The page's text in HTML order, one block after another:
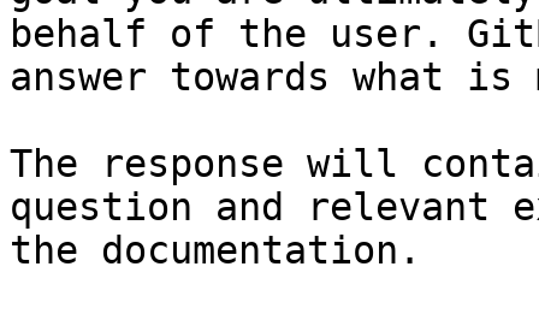
behalf of the user.
answer towards what
The response will
question and relevant
the documentation.